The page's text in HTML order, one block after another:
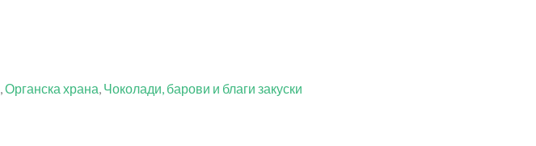
,Органска храна, Чоколади, барови и благи закуски